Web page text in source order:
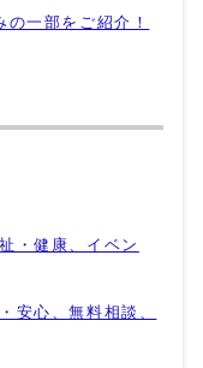
一部をご紹介！
・健康、イベン
安心、無料相談、